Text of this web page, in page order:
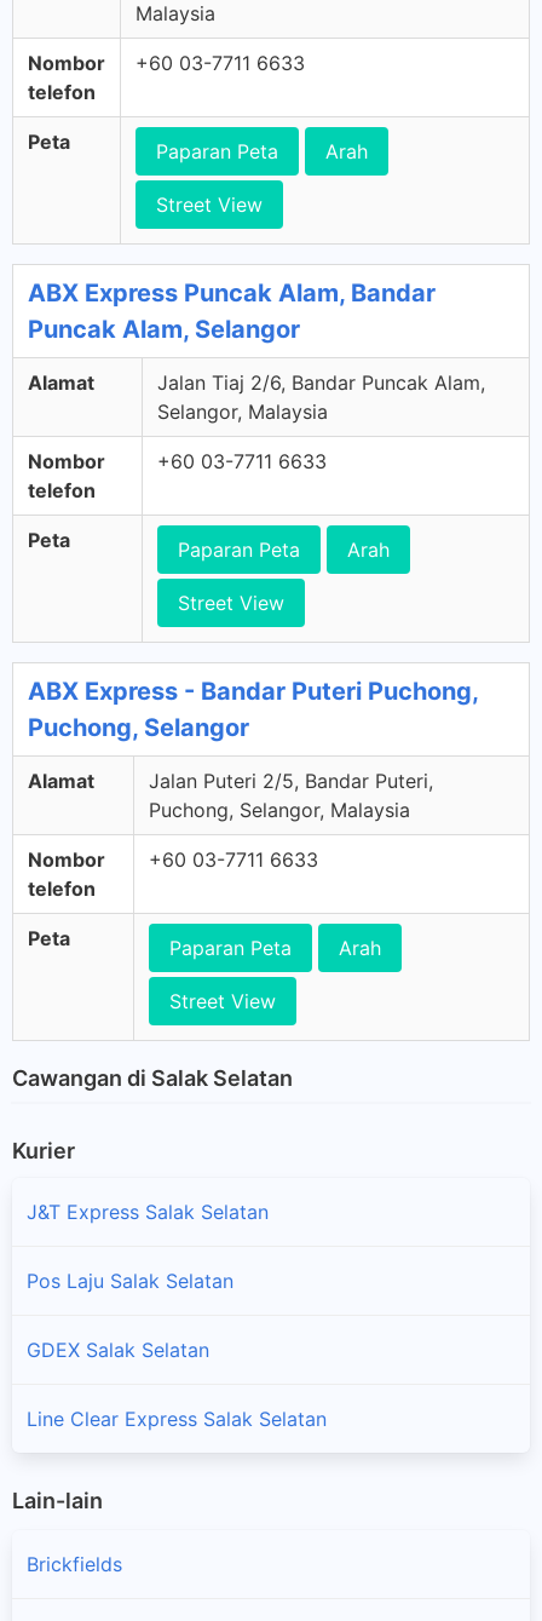
Malaysia
Nombor
telefon
+60 03-7711 6633
Peta Paparan Peta Arah
Street View
ABX Express Puncak Alam, Bandar
Puncak Alam, Selangor
Alamat
Jalan Tiaj 2/6, Bandar Puncak Alam,
Selangor, Malaysia
Nombor
telefon
+60 03-7711 6633
Peta Paparan Peta Arah
Street View
ABX Express - Bandar Puteri Puchong,
Puchong, Selangor
Alamat
Jalan Puteri 2/5, Bandar Puteri,
Puchong, Selangor, Malaysia
Nombor
telefon
+60 03-7711 6633
Peta Paparan Peta Arah
Street View
Cawangan di Salak Selatan
Kurier
J&T Express Salak Selatan
Pos Laju Salak Selatan
GDEX Salak Selatan
Line Clear Express Salak Selatan
Lain-lain
Brickfields